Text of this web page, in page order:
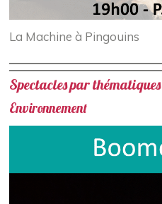
La Machine à Pingouins
Spectacles par thématiques
Environnement